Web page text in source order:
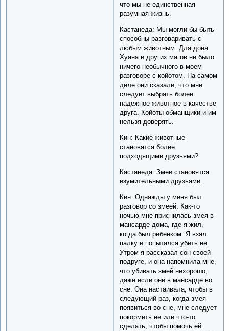
что мы не единственная
разумная жизнь.
Кастанеда: Мы могли бы быть
способны разговаривать с
любым животным. Для дона
Хуана и других магов не было
ничего необычного в моем
разговоре с койотом. На самом
деле они сказали, что мне
следует выбрать более
надежное животное в качестве
друга. Койоты-обманщики и им
нельзя доверять.
Кин: Какие животные
становятся более
подходящими друзьями?
Кастанеда: Змеи становятся
изумительными друзьями.
Кин: Однажды у меня был
разговор со змеей. Как-то
ночью мне приснилась змея в
мансарде дома, где я жил,
когда был ребенком. Я взял
палку и попытался убить ее.
Утром я рассказал сон своей
подруге, и она напомнила мне,
что убивать змей нехорошо,
даже если они в мансарде во
сне. Она настаивала, чтобы в
следующий раз, когда змея
появиться во сне, мне следует
покормить ее или что-то
сделать, чтобы помочь ей.